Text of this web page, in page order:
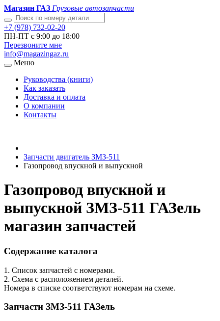
Магазин ГАЗ Грузовые автозапчасти
+7 (978) 732-02-20
ПН-ПТ с 9:00 до 18:00
Перезвоните мне
info@magazingaz.ru
Меню
Руководства (книги)
Как заказать
Доставка и оплата
О компании
Контакты
Запчасти двигатель ЗМЗ-511
Газопровод впускной и выпускной
Газопровод впускной и
выпускной ЗМЗ-511 ГАЗель
магазин запчастей
Содержание каталога
1. Список запчастей с номерами.
2. Схема с расположением деталей.
Номера в списке соответствуют номерам на схеме.
Запчасти ЗМЗ-511 ГАЗель